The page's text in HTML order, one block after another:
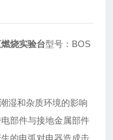
烧实验台型号：BOS
绍：
湿和杂质环境的影响
部件与接地金属部件